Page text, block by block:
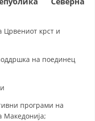
ПОСТАВЕНОСТ
Црвениот крст и
на поединец
програми на
Македонија;